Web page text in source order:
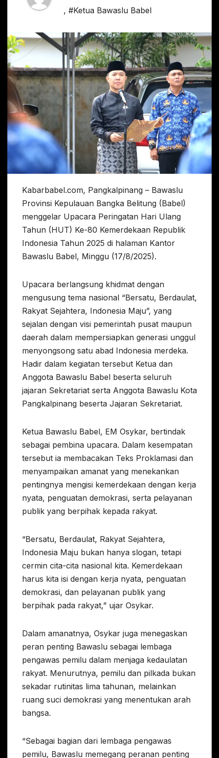
, #Ketua Bawaslu Babel
Kabarbabel.com, Pangkalpinang – Bawaslu
Provinsi Kepulauan Bangka Belitung (Babel)
menggelar Upacara Peringatan Hari Ulang
Tahun (HUT) Ke-80 Kemerdekaan Republik
Indonesia Tahun 2025 di halaman Kantor
Bawaslu Babel, Minggu (17/8/2025).
Upacara berlangsung khidmat dengan
mengusung tema nasional “Bersatu, Berdaulat,
Rakyat Sejahtera, Indonesia Maju”, yang
sejalan dengan visi pemerintah pusat maupun
daerah dalam mempersiapkan generasi unggul
menyongsong satu abad Indonesia merdeka.
Hadir dalam kegiatan tersebut Ketua dan
Anggota Bawaslu Babel beserta seluruh
jajaran Sekretariat serta Anggota Bawaslu Kota
Pangkalpinang beserta Jajaran Sekretariat.
Ketua Bawaslu Babel, EM Osykar, bertindak
sebagai pembina upacara. Dalam kesempatan
tersebut ia membacakan Teks Proklamasi dan
menyampaikan amanat yang menekankan
pentingnya mengisi kemerdekaan dengan kerja
nyata, penguatan demokrasi, serta pelayanan
publik yang berpihak kepada rakyat.
“Bersatu, Berdaulat, Rakyat Sejahtera,
Indonesia Maju bukan hanya slogan, tetapi
cermin cita-cita nasional kita. Kemerdekaan
harus kita isi dengan kerja nyata, penguatan
demokrasi, dan pelayanan publik yang
berpihak pada rakyat,” ujar Osykar.
Dalam amanatnya, Osykar juga menegaskan
peran penting Bawaslu sebagai lembaga
pengawas pemilu dalam menjaga kedaulatan
rakyat. Menurutnya, pemilu dan pilkada bukan
sekadar rutinitas lima tahunan, melainkan
ruang suci demokrasi yang menentukan arah
bangsa.
“Sebagai bagian dari lembaga pengawas
pemilu, Bawaslu memegang peranan penting